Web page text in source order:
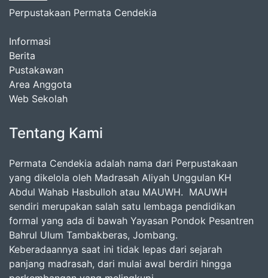
Perpustakaan Permata Cendekia
Informasi
Berita
Pustakawan
Area Anggota
Web Sekolah
Tentang Kami
Permata Cendekia adalah nama dari Perpustakaan
yang dikelola oleh Madrasah Aliyah Unggulan KH
Abdul Wahab Hasbulloh atau MAUWH. MAUWH
sendiri merupakan salah satu lembaga pendidikan
formal yang ada di bawah Yayasan Pondok Pesantren
Bahrul Ulum Tambakberas, Jombang.
Keberadaannya saat ini tidak lepas dari sejarah
panjang madrasah, dari mulai awal berdiri hingga